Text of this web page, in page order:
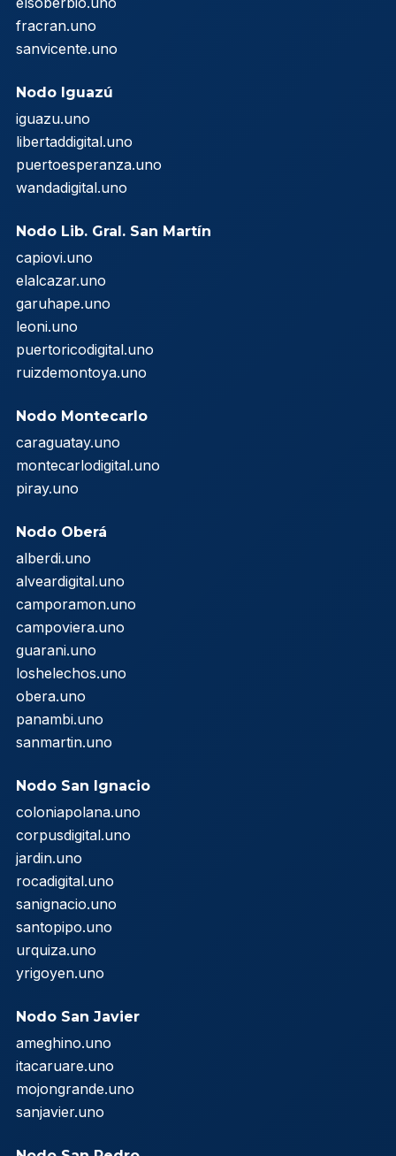
fracran.uno
sanvicente.uno
Nodo Iguazú
iguazu.uno
libertaddigital.uno
puertoesperanza.uno
wandadigital.uno
Nodo Lib. Gral. San Martín
capiovi.uno
elalcazar.uno
garuhape.uno
leoni.uno
puertoricodigital.uno
ruizdemontoya.uno
Nodo Montecarlo
caraguatay.uno
montecarlodigital.uno
piray.uno
Nodo Oberá
alberdi.uno
alveardigital.uno
camporamon.uno
campoviera.uno
guarani.uno
loshelechos.uno
obera.uno
panambi.uno
sanmartin.uno
Nodo San Ignacio
coloniapolana.uno
corpusdigital.uno
jardin.uno
rocadigital.uno
sanignacio.uno
santopipo.uno
urquiza.uno
yrigoyen.uno
Nodo San Javier
ameghino.uno
itacaruare.uno
mojongrande.uno
sanjavier.uno